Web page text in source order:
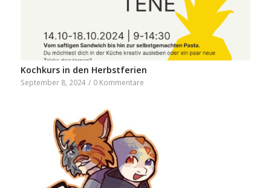
Kochkurs in den Herbstferien
September 8, 2024 / 0 Kommentare